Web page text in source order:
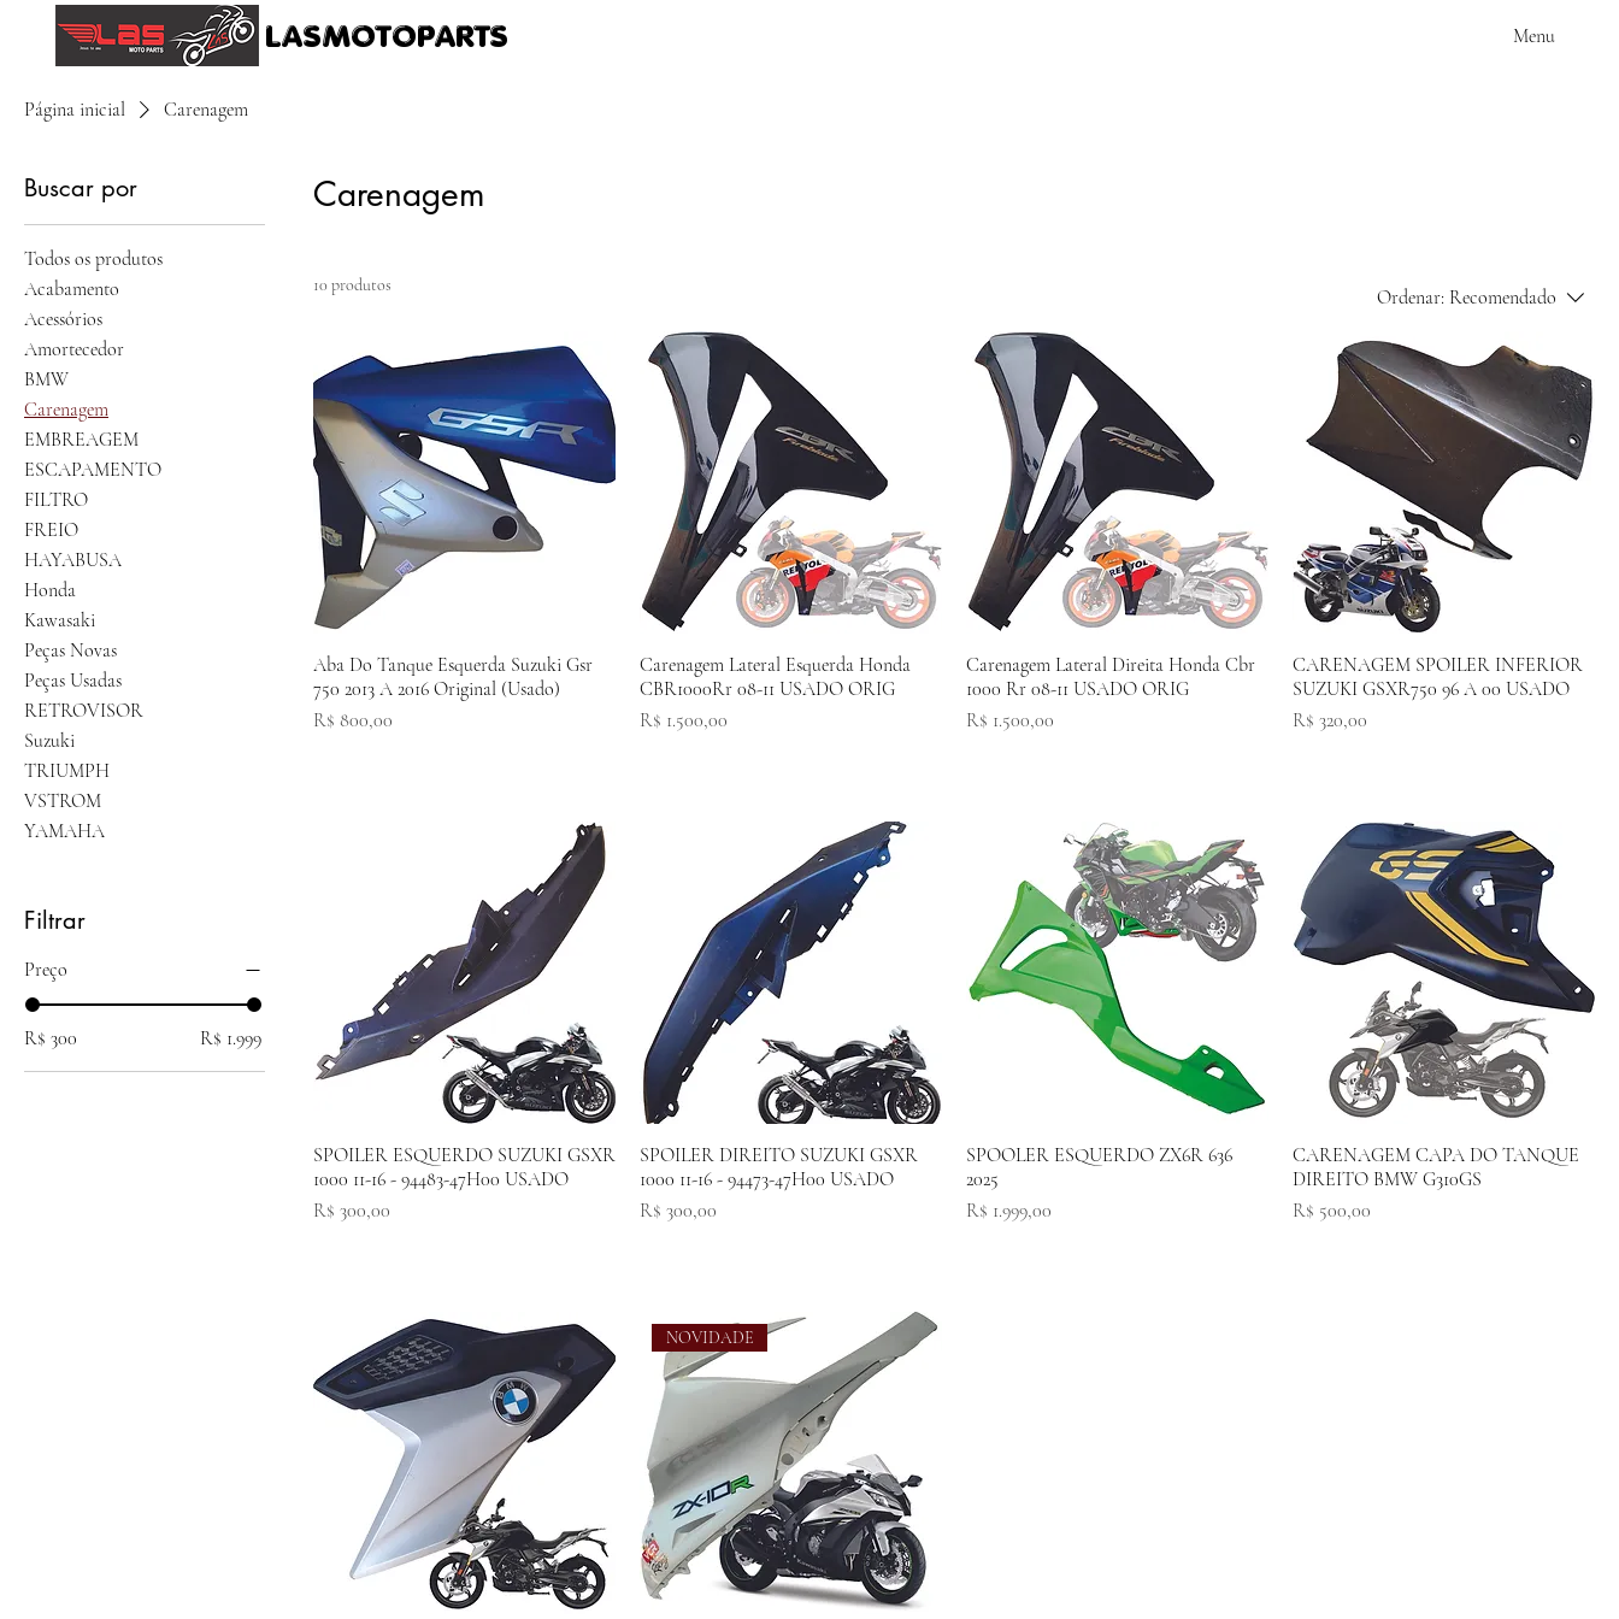
LASMOTOPARTS Menu
Página inicial Carenagem
Buscar por
Todos os produtos
Acabamento
Acessórios
Amortecedor
BMW
Carenagem
EMBREAGEM
ESCAPAMENTO
FILTRO
FREIO
HAYABUSA
Honda
Kawasaki
Peças Novas
Peças Usadas
RETROVISOR
Suzuki
TRIUMPH
VSTROM
YAMAHA
Filtrar
Preço
R$ 300 R$ 1.999
Carenagem
10 produtos
Ordenar: Recomendado
Aba Do Tanque Esquerda Suzuki Gsr
750 2013 A 2016 Original (Usado)
Preço
R$ 800,00
Carenagem Lateral Esquerda Honda
CBR1000Rr 08-11 USADO ORIG
Preço
R$ 1.500,00
Carenagem Lateral Direita Honda Cbr
1000 Rr 08-11 USADO ORIG
Preço
R$ 1.500,00
CARENAGEM SPOILER INFERIOR
SUZUKI GSXR750 96 A 00 USADO
Preço
R$ 320,00
SPOILER ESQUERDO SUZUKI GSXR
1000 11-16 - 94483-47H00 USADO
Preço
R$ 300,00
SPOILER DIREITO SUZUKI GSXR
1000 11-16 - 94473-47H00 USADO
Preço
R$ 300,00
SPOOLER ESQUERDO ZX6R 636
2025
Preço
R$ 1.999,00
CARENAGEM CAPA DO TANQUE
DIREITO BMW G310GS
Preço
R$ 500,00
NOVIDADE